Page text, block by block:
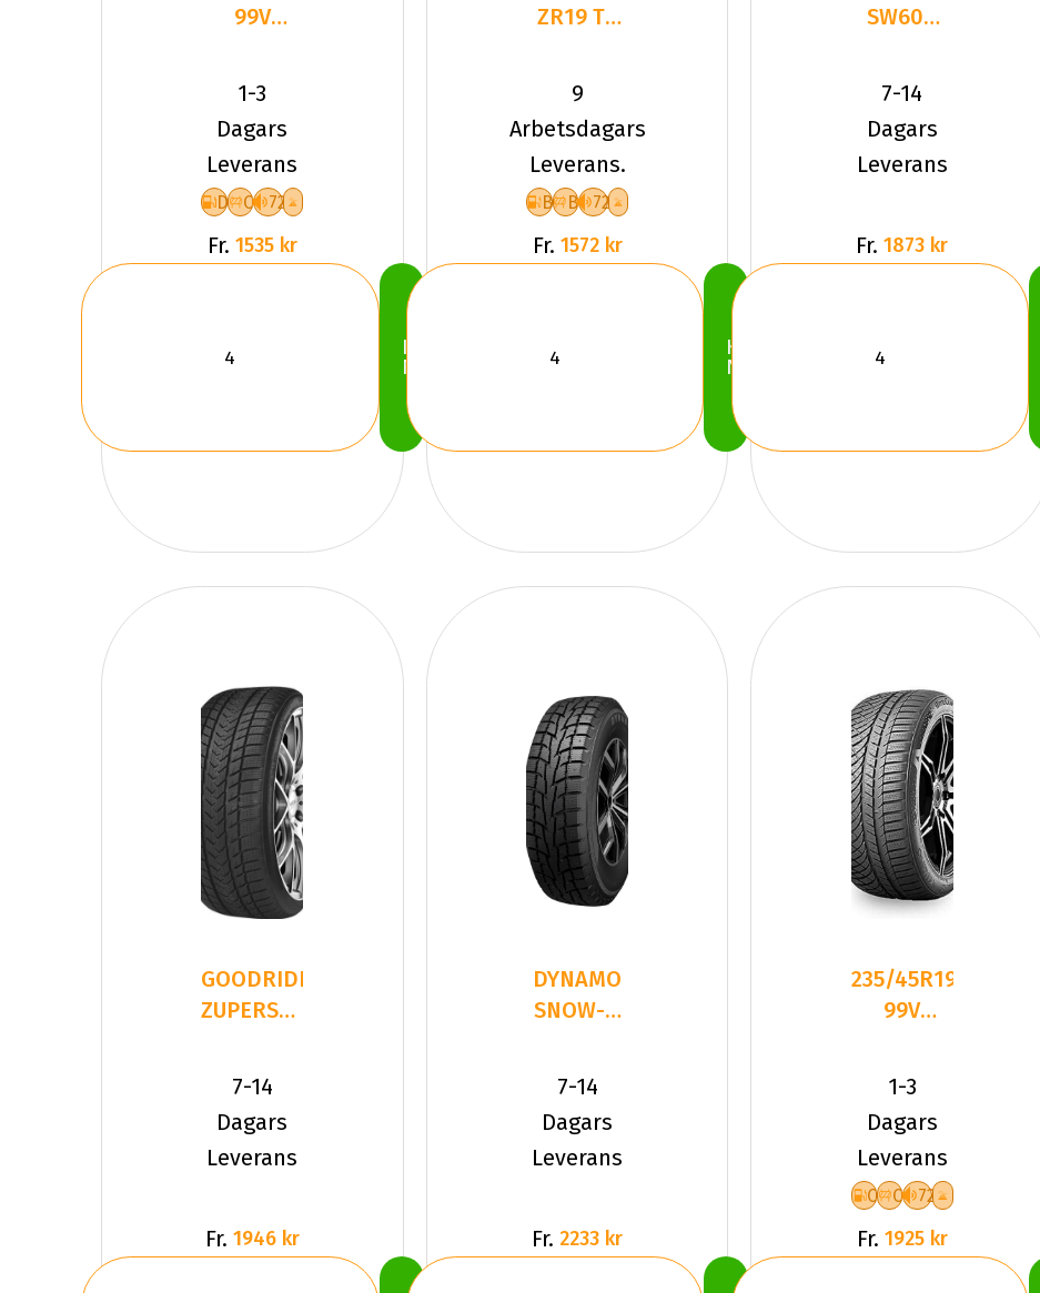
99V
SV-55 XL
Friktion
2024
1-3
Dagars
Leverans
D C 72
Fr. 1535 kr
Köp
Nu
ZR19 TL
KUMHO
SOLUS 4S
HA32 XL
9
Arbetsdagars
Leverans.
B B 72
Fr. 1572 kr
Köp
Nu
SW608
99 V XL
7-14
Dagars
Leverans
Fr. 1873 kr
GOODRIDE
ZUPERSNOW
235/45R19
99 V XL
7-14
Dagars
Leverans
Fr. 1946 kr
DYNAMO
SNOW-H
235/45R19
95 H
7-14
Dagars
Leverans
Fr. 2233 kr
235/45R19
99V
Wintercraft
WP72 XL
1-3
Dagars
Leverans
C C 72
Fr. 1925 kr